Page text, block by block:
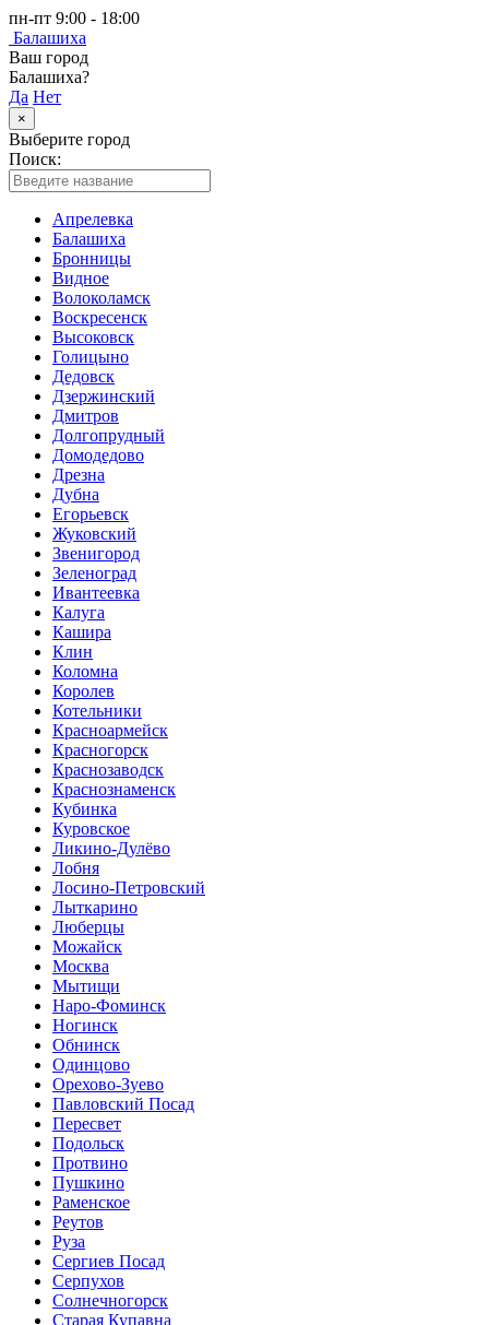
пн-пт 9:00 - 18:00
Балашиха
Ваш город
Балашиха?
Да Нет
×
Выберите город
Поиск:
Апрелевка
Балашиха
Бронницы
Видное
Волоколамск
Воскресенск
Высоковск
Голицыно
Дедовск
Дзержинский
Дмитров
Долгопрудный
Домодедово
Дрезна
Дубна
Егорьевск
Жуковский
Звенигород
Зеленоград
Ивантеевка
Калуга
Кашира
Клин
Коломна
Королев
Котельники
Красноармейск
Красногорск
Краснозаводск
Краснознаменск
Кубинка
Куровское
Ликино-Дулёво
Лобня
Лосино-Петровский
Лыткарино
Люберцы
Можайск
Москва
Мытищи
Наро-Фоминск
Ногинск
Обнинск
Одинцово
Орехово-Зуево
Павловский Посад
Пересвет
Подольск
Протвино
Пушкино
Раменское
Реутов
Руза
Сергиев Посад
Серпухов
Солнечногорск
Старая Купавна